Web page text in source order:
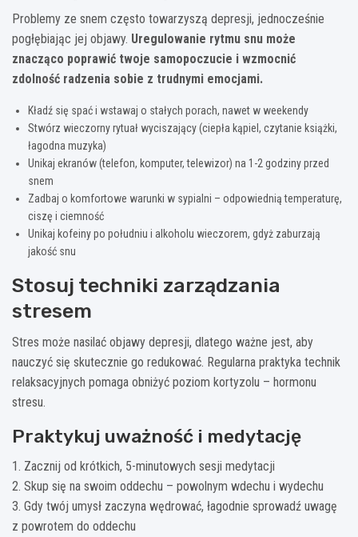
Problemy ze snem często towarzyszą depresji, jednocześnie
pogłębiając jej objawy. Uregulowanie rytmu snu może
znacząco poprawić twoje samopoczucie i wzmocnić
zdolność radzenia sobie z trudnymi emocjami.
Kładź się spać i wstawaj o stałych porach, nawet w weekendy
Stwórz wieczorny rytuał wyciszający (ciepła kąpiel, czytanie książki,
łagodna muzyka)
Unikaj ekranów (telefon, komputer, telewizor) na 1-2 godziny przed
snem
Zadbaj o komfortowe warunki w sypialni – odpowiednią temperaturę,
ciszę i ciemność
Unikaj kofeiny po południu i alkoholu wieczorem, gdyż zaburzają
jakość snu
Stosuj techniki zarządzania
stresem
Stres może nasilać objawy depresji, dlatego ważne jest, aby
nauczyć się skutecznie go redukować. Regularna praktyka technik
relaksacyjnych pomaga obniżyć poziom kortyzolu – hormonu
stresu.
Praktykuj uważność i medytację
1. Zacznij od krótkich, 5-minutowych sesji medytacji
2. Skup się na swoim oddechu – powolnym wdechu i wydechu
3. Gdy twój umysł zaczyna wędrować, łagodnie sprowadź uwagę
z powrotem do oddechu